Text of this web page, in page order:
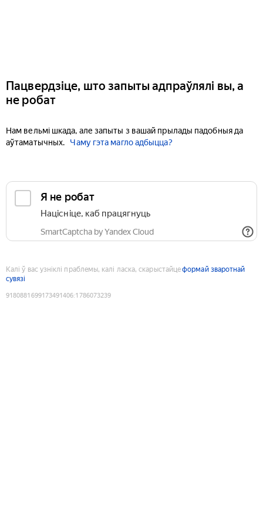
Пацвердзіце, што запыты адпраўлялі вы, а
не робат
Нам вельмі шкада, але запыты з вашай прылады падобныя да
аўтаматычных.
Чаму гэта магло адбыцца?
Я не робат
Націсніце, каб працягнуць
SmartCaptcha by Yandex Cloud
Калі ў вас узніклі праблемы, калі ласка, скарыстайцеформай зваротнай
сувязі
9180881699173491406:1786073239